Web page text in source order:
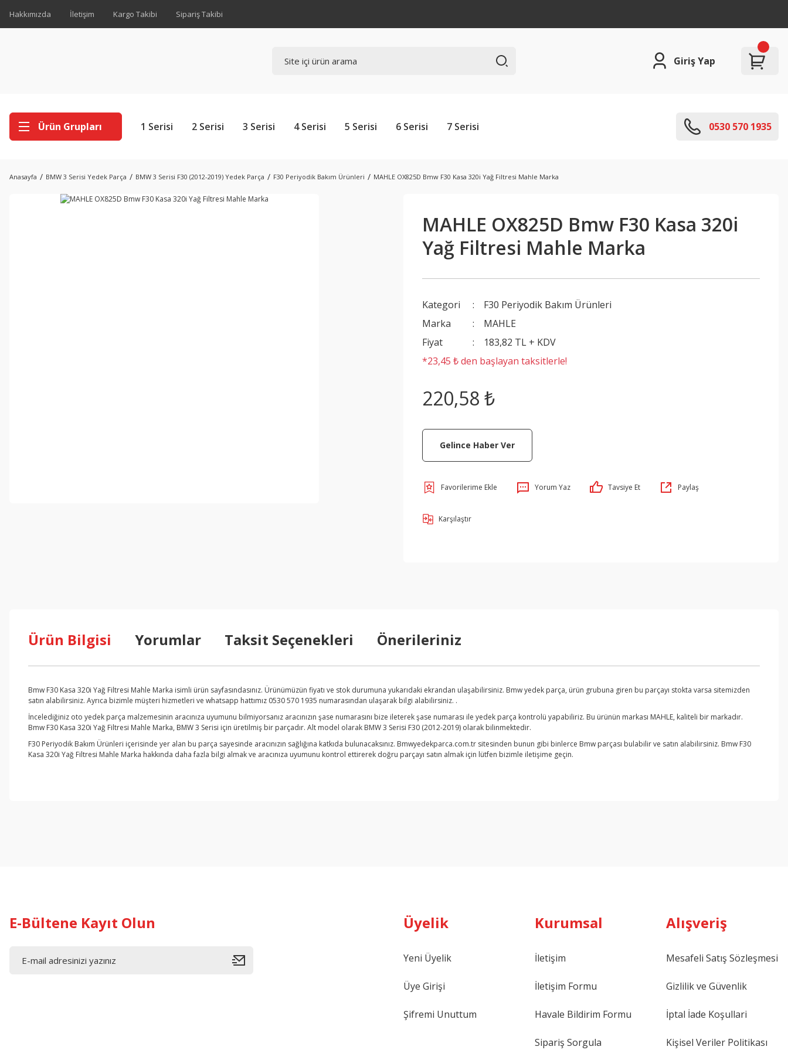
Hakkımızda İletişim Kargo Takibi Sipariş Takibi
Giriş Yap
Ürün Grupları 1 Serisi 2 Serisi 3 Serisi 4 Serisi 5 Serisi 6 Serisi 7 Serisi 0530 570 1935
Anasayfa BMW 3 Serisi Yedek Parça BMW 3 Serisi F30 (2012-2019) Yedek Parça F30 Periyodik Bakım Ürünleri MAHLE OX825D Bmw F30 Kasa 320i Yağ Filtresi Mahle Marka
MAHLE OX825D Bmw F30 Kasa 320i
Yağ Filtresi Mahle Marka
Kategori
F30 Periyodik Bakım Ürünleri
Marka
MAHLE
Fiyat
183,82 TL + KDV
*23,45 ₺ den başlayan taksitlerle!
220,58 ₺
Gelince Haber Ver
Yorum Yaz Tavsiye Et Paylaş
Karşılaştır
Ürün Bilgisi Yorumlar Taksit Seçenekleri Önerileriniz
Bmw F30 Kasa 320i Yağ Filtresi Mahle Marka isimli ürün sayfasındasınız. Ürünümüzün fiyatı ve stok durumuna yukarıdaki ekrandan ulaşabilirsiniz. Bmw yedek parça, ürün grubuna giren bu parçayı stokta varsa sitemizden
satın alabilirsiniz. Ayrıca bizimle müşteri hizmetleri ve whatsapp hattımız 0530 570 1935 numarasından ulaşarak bilgi alabilirsiniz. .
İncelediğiniz oto yedek parça malzemesinin aracınıza uyumunu bilmiyorsanız aracınızın şase numarasını bize ileterek şase numarası ile yedek parça kontrolü yapabiliriz. Bu ürünün markası MAHLE, kaliteli bir markadır.
Bmw F30 Kasa 320i Yağ Filtresi Mahle Marka, BMW 3 Serisi için üretilmiş bir parçadır. Alt model olarak BMW 3 Serisi F30 (2012-2019) olarak bilinmektedir.
F30 Periyodik Bakım Ürünleri içerisinde yer alan bu parça sayesinde aracınızın sağlığına katkıda bulunacaksınız. Bmwyedekparca.com.tr sitesinden bunun gibi binlerce Bmw parçası bulabilir ve satın alabilirsiniz. Bmw F30
Kasa 320i Yağ Filtresi Mahle Marka hakkında daha fazla bilgi almak ve aracınıza uyumunu kontrol ettirerek doğru parçayı satın almak için lütfen bizimle iletişime geçin.
E-Bültene Kayıt Olun Üyelik
Yeni Üyelik
Üye Girişi
Şifremi Unuttum
Kurumsal
İletişim
İletişim Formu
Havale Bildirim Formu
Sipariş Sorgula
Alışveriş
Mesafeli Satış Sözleşmesi
Gizlilik ve Güvenlik
İptal İade Koşullari
Kişisel Veriler Politikası